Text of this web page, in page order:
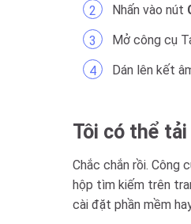
Nhấn vào nút
Mở công cụ
Dán lên kết
Tôi có thể
Chắc chắn rồi. Công
hộp tìm kiếm trên
cài đặt phần mềm